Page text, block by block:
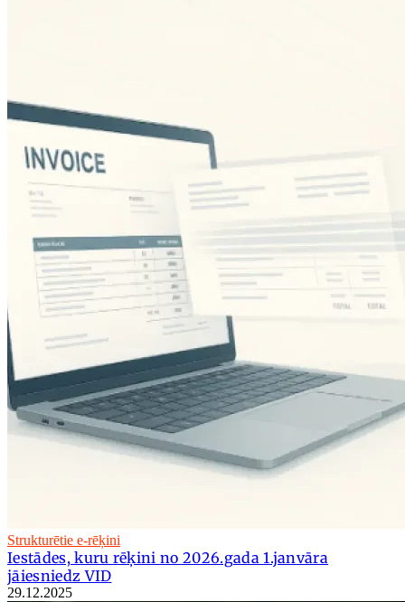
Strukturētie e-rēķini
Iestādes, kuru rēķini no 2026.gada 1.janvāra
jāiesniedz VID
29.12.2025